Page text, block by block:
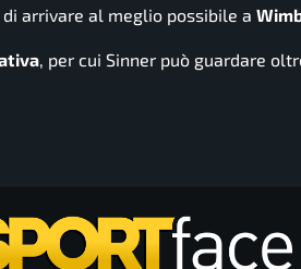
arrivare al meglio possibile a
, per cui Sinner può guardare